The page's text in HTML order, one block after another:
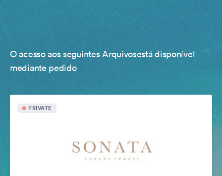
O acesso aos seguintes Arquivosestá disponível
mediante pedido
PRIVATE